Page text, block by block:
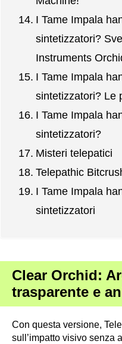
I Tame Impala
sintetizzatori?
Instruments
I Tame Impala
sintetizzatori? Le
I Tame Impala
sintetizzatori?
Misteri telepatici
Telepathic
I Tame Impala
sintetizzatori
Clear Orchid:
trasparente e
Con questa versione,
sull’impatto visivo senza